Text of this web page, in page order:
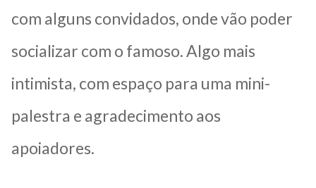
com alguns convidados, onde vão poder
socializar com o famoso. Algo mais
intimista, com espaço para uma mini-
palestra e agradecimento aos
apoiadores.